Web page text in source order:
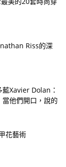
Riss的深
Xavier Dolan：
當他們開口，說的
花藝術